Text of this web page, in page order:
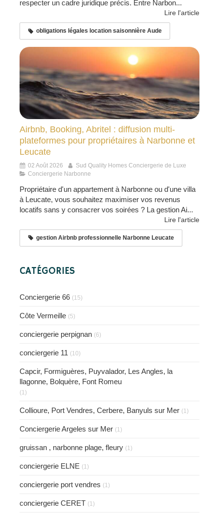
respecter un cadre juridique précis. Entre Narbon...
Lire l'article
obligations légales location saisonnière Aude
Airbnb, Booking, Abritel : diffusion multi-
plateformes pour propriétaires à Narbonne et
Leucate
02 Août 2026
Sud Quality Homes Conciergerie de Luxe
Conciergerie Narbonne
Propriétaire d'un appartement à Narbonne ou d'une villa
à Leucate, vous souhaitez maximiser vos revenus
locatifs sans y consacrer vos soirées ? La gestion Ai...
Lire l'article
gestion Airbnb professionnelle Narbonne Leucate
CATÉGORIES
Conciergerie 66 (15)
Côte Vermeille (5)
conciergerie perpignan (6)
conciergerie 11 (10)
Capcir, Formiguères, Puyvalador, Les Angles, la
llagonne, Bolquère, Font Romeu
(1)
Collioure, Port Vendres, Cerbere, Banyuls sur Mer (1)
Conciergerie Argeles sur Mer (1)
gruissan , narbonne plage, fleury (1)
conciergerie ELNE (1)
conciergerie port vendres (1)
conciergerie CERET (1)